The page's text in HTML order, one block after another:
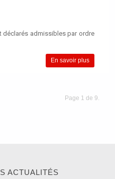
déclarés admissibles par ordre
En savoir plus
Page 1 de 9.
ACTUALITÉS